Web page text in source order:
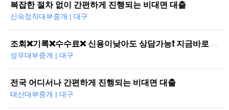
복잡한 절차 없이 간편하게 진행되는 비대면 대출
신속정직대부중개 | 대구
성우대부중개 | 대구
전국 어디서나 간편하게 진행되는 비대면 대출
태산대부중개 | 대구